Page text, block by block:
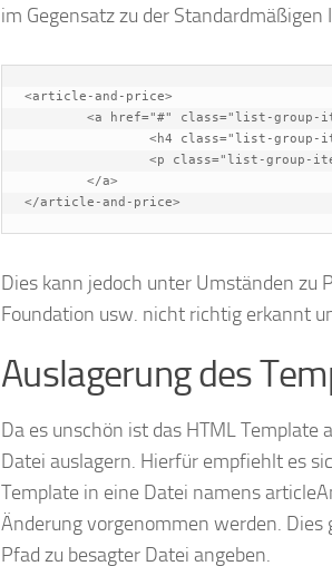
im Gegensatz zu der
<article-and-price>
</article-and-price>
Dies kann jedoch unter Umständen zu
Foundation usw. nicht richtig erkannt
Auslagerung des
Da es unschön ist das HTML
Datei auslagern. Hierfür empfiehlt es
Template in eine Datei namens
Änderung vorgenommen werden.
Pfad zu besagter Datei angeben.